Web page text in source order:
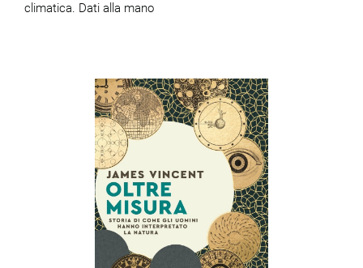
climatica. Dati alla mano